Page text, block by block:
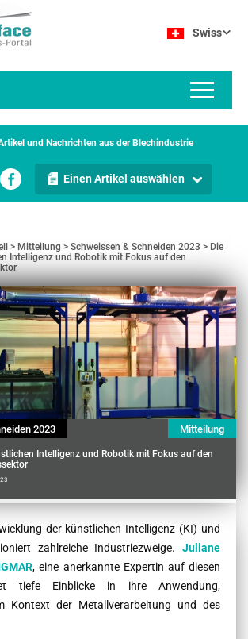
Swiss
und Nachrichten aus der Blechindustrie
Einen Artikel auswählen
Mitteilung Schweissen & Schneiden 2023
Die
Intelligenz und Robotik mit Fokus auf den
2023 Mitteilung
Intelligenz und Robotik mit Fokus auf den
der künstlichen Intelligenz (KI) und
zahlreiche Industriezweige. Juliane
, eine anerkannte Expertin auf diesen
tiefe Einblicke in ihre Anwendung,
Kontext der Metallverarbeitung und des